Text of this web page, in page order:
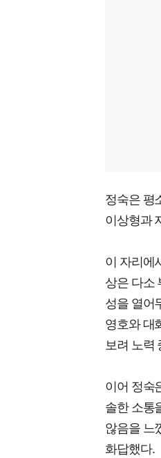
정숙은 평
이상형과
이 자리에
상은 다소
성을 열어
영호와 대
보려 노력
이어 정숙
솔한 소통
않음을 느
화답했다.